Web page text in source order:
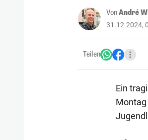
VonAndré
31.12.2024,
Teilen
Ein